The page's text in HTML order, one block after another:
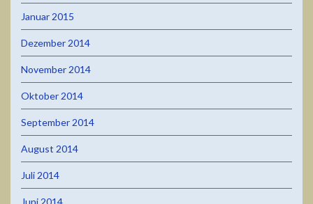
Januar 2015
Dezember 2014
November 2014
Oktober 2014
September 2014
August 2014
Juli 2014